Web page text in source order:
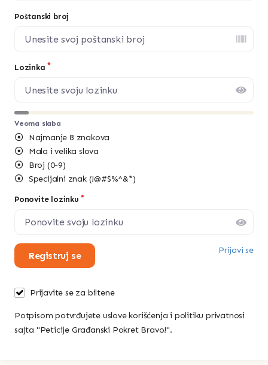
Poštanski broj
Lozinka
Veoma slaba
Najmanje 8 znakova
Mala i velika slova
Broj (0-9)
Specijalni znak (!@#$%^&*)
Ponovite lozinku
Registruj se Prijavi se
Prijavite se za biltene
Potpisom potvrđujete uslove korišćenja i politiku privatnosi
sajta "Peticije Građanski Pokret Bravo!".